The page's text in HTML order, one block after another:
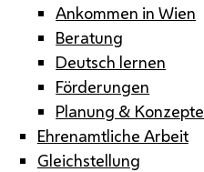
Ankommen in Wien
Beratung
Deutsch lernen
Förderungen
Planung & Konzepte
Ehrenamtliche Arbeit
Gleichstellung